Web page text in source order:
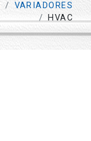
VARIADORES
HVAC